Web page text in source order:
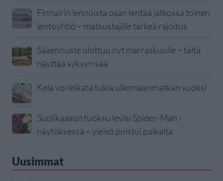
Finnairin lennoista osan lentää jatkossa toinen
lentoyhtiö – matkustajille tärkeä rajoitus
Sääennuste ulottuu nyt marraskuulle – tältä
näyttää syksyn sää
Kela voi leikata tukia ulkomaanmatkan vuoksi
Suolikaasun tuoksu levisi Spider-Man -
näytöksessä – yleisö poistui paikalta
Uusimmat